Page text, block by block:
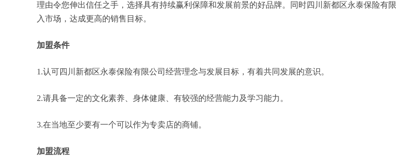
理由令您伸出信任之手，选择具有持续赢利保障和发展前景的好品牌。同时四川新都区永泰保险有
入市场，达成更高的销售目标。
加盟条件
1.认可四川新都区永泰保险有限公司经营理念与发展目标，有着共同发展的意识。
2.请具备一定的文化素养、身体健康、有较强的经营能力及学习能力。
3.在当地至少要有一个可以作为专卖店的商铺。
加盟流程